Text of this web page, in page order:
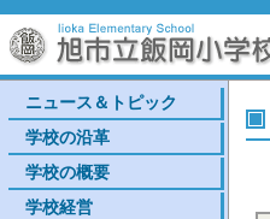
ニュース＆トピック
学校の沿革
学校の概要
学校経営